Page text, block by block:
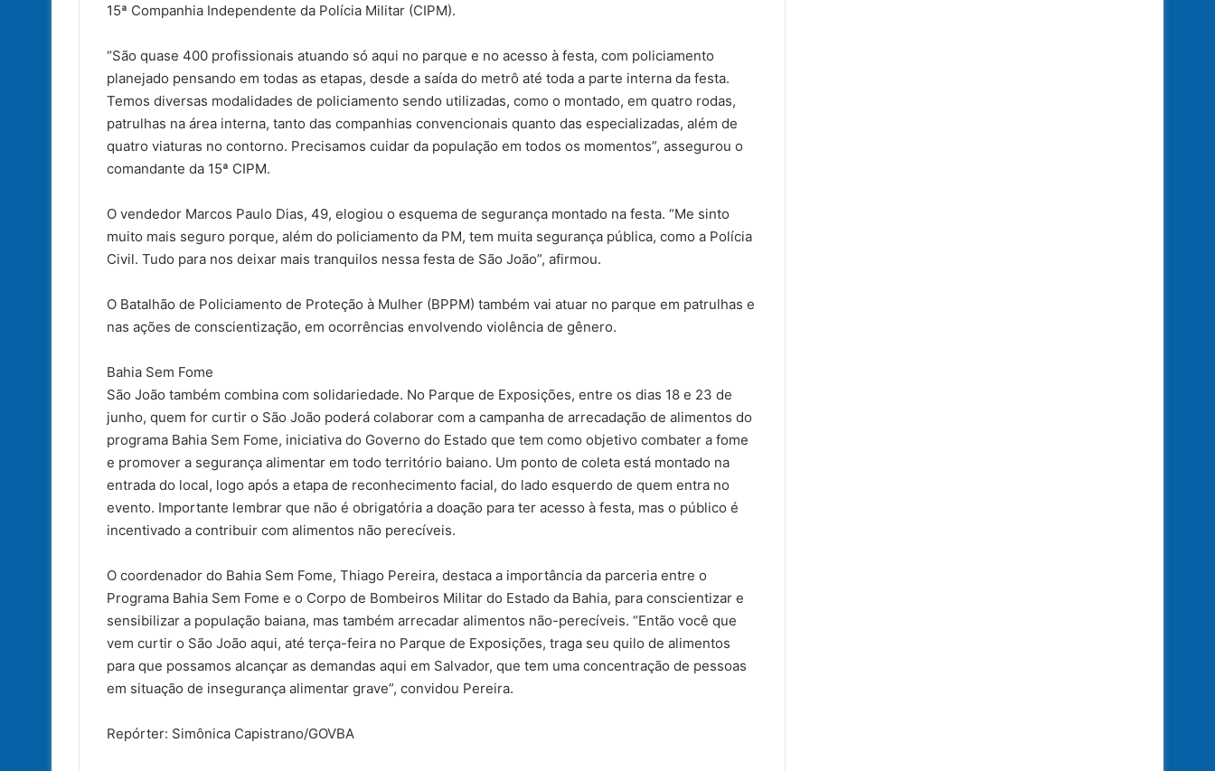
15ª Companhia Independente da Polícia Militar (CIPM).
“São quase 400 profissionais atuando só aqui no parque e no acesso à festa, com policiamento
planejado pensando em todas as etapas, desde a saída do metrô até toda a parte interna da festa.
Temos diversas modalidades de policiamento sendo utilizadas, como o montado, em quatro rodas,
patrulhas na área interna, tanto das companhias convencionais quanto das especializadas, além de
quatro viaturas no contorno. Precisamos cuidar da população em todos os momentos”, assegurou o
comandante da 15ª CIPM.
O vendedor Marcos Paulo Dias, 49, elogiou o esquema de segurança montado na festa. “Me sinto
muito mais seguro porque, além do policiamento da PM, tem muita segurança pública, como a Polícia
Civil. Tudo para nos deixar mais tranquilos nessa festa de São João”, afirmou.
O Batalhão de Policiamento de Proteção à Mulher (BPPM) também vai atuar no parque em patrulhas e
nas ações de conscientização, em ocorrências envolvendo violência de gênero.
Bahia Sem Fome
São João também combina com solidariedade. No Parque de Exposições, entre os dias 18 e 23 de
junho, quem for curtir o São João poderá colaborar com a campanha de arrecadação de alimentos do
programa Bahia Sem Fome, iniciativa do Governo do Estado que tem como objetivo combater a fome
e promover a segurança alimentar em todo território baiano. Um ponto de coleta está montado na
entrada do local, logo após a etapa de reconhecimento facial, do lado esquerdo de quem entra no
evento. Importante lembrar que não é obrigatória a doação para ter acesso à festa, mas o público é
incentivado a contribuir com alimentos não perecíveis.
O coordenador do Bahia Sem Fome, Thiago Pereira, destaca a importância da parceria entre o
Programa Bahia Sem Fome e o Corpo de Bombeiros Militar do Estado da Bahia, para conscientizar e
sensibilizar a população baiana, mas também arrecadar alimentos não-perecíveis. “Então você que
vem curtir o São João aqui, até terça-feira no Parque de Exposições, traga seu quilo de alimentos
para que possamos alcançar as demandas aqui em Salvador, que tem uma concentração de pessoas
em situação de insegurança alimentar grave”, convidou Pereira.
Repórter: Simônica Capistrano/GOVBA